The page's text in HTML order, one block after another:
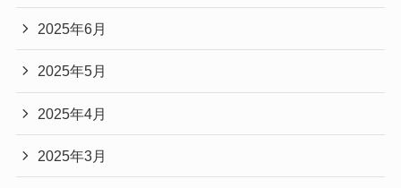
2025年6月
2025年5月
2025年4月
2025年3月